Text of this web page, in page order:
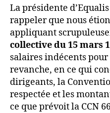
La présidente d’Equalis
rappeler que nous
appliquant
collective du 15 mars
salaires indécents
revanche, en ce qui
dirigeants, la
respectée et les
ce que prévoit la CCN